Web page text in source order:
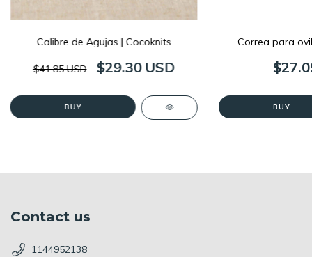
Calibre de Agujas | Cocoknits
$41.85 USD $29.30 USD
Correa para
Contact us
1144952138